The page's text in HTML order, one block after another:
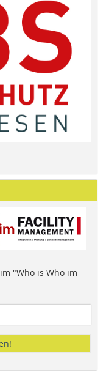
"Who is Who im